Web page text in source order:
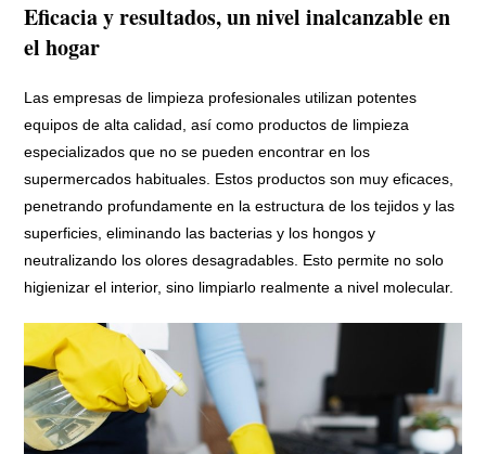
Eficacia y resultados, un nivel inalcanzable en
el hogar
Las empresas de limpieza profesionales utilizan potentes
equipos de alta calidad, así como productos de limpieza
especializados que no se pueden encontrar en los
supermercados habituales. Estos productos son muy eficaces,
penetrando profundamente en la estructura de los tejidos y las
superficies, eliminando las bacterias y los hongos y
neutralizando los olores desagradables. Esto permite no solo
higienizar el interior, sino limpiarlo realmente a nivel molecular.